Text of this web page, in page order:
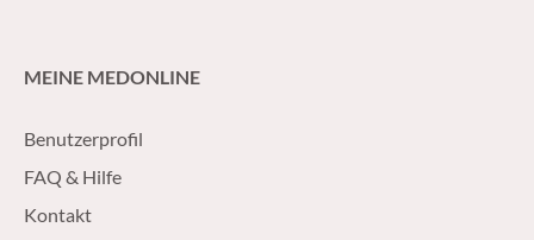
MEINE MEDONLINE
Benutzerprofil
FAQ & Hilfe
Kontakt